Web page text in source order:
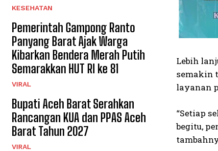
KESEHATAN
Pemerintah Gampong Ranto
Panyang Barat Ajak Warga
Kibarkan Bendera Merah Putih
Semarakkan HUT RI ke 81
VIRAL
Bupati Aceh Barat Serahkan
Rancangan KUA dan PPAS Aceh
Barat Tahun 2027
VIRAL
Lebih
semakin
layanan
“Setiap
begitu,